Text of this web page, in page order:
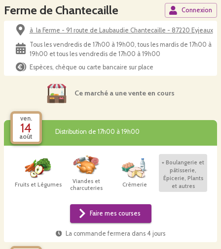
Ferme de Chantecaille Connexion
à la Ferme - 91 route de Laubaudie Chantecaille - 87220 Eyjeaux
Tous les vendredis de 17h00 à 19h00, tous les mardis de 17h00 à
19h00 et tous les vendredis de 17h00 à 19h00
Espèces, chèque ou carte bancaire sur place
Ce marché a une vente en cours
ven.
14
août
Distribution de 17h00 à 19h00
Fruits et Légumes
Viandes et
charcuteries
Crèmerie
+ Boulangerie et
pâtisserie,
Épicerie, Plants
et autres
Faire mes courses
La commande fermera dans4 jours